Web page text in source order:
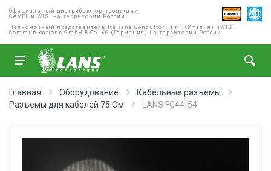
Официальный дистрибьютор продукции
CAVEL и WISI на территории России.
Полномочный представитель Italiana Conduttori s.r.l. (Италия) и WISI
Communications GmbH & Co. KG (Германия) на территории России.
Главная Оборудование
Кабельные разъемы
Разъемы для кабелей 75 Ом
LANS FС44-54